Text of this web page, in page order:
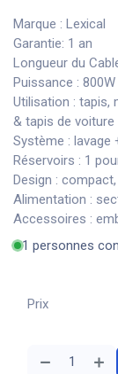
Marque : Lexical
Garantie: 1 an
Longueur du
Puissance : 800W
Utilisation : tapis,
& tapis de voiture
Système : lavage
Réservoirs : 1
Design :
Alimentation :
Accessoires :
1 personnes
Prix